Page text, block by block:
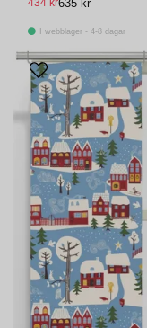
635 kr
434 kr
I webblager - 4-8 dagar